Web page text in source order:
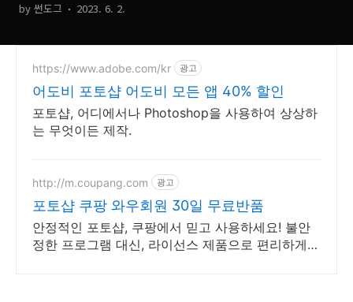
by 썬도그 2023. 6. 2.
https://www.adobe.com/kr 광고
어도비 포토샵 어도비 모든 앱 40% 할인
포토샵, 어디에서나 Photoshop을 사용하여 상상하
는 무엇이든 제작.
http://m.coupang.com 광고
포토샵 쿠팡 와우회원 30일 무료반품
안정적인 포토샵, 쿠팡에서 믿고 사용하세요! 불안
정한 프로그램 대신, 라이선스 제품으로 편리하게